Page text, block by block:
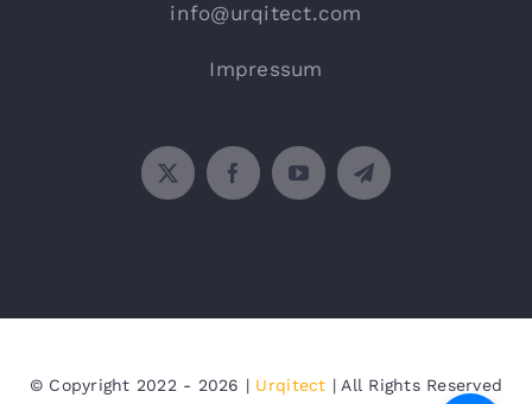
info@urqitect.com
Impressum
© Copyright 2022 - 2026 | Urqitect | All Rights Reserved